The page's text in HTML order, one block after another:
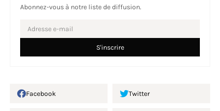
Abonnez-vous à notre liste de diffusion.
Facebook Twitter